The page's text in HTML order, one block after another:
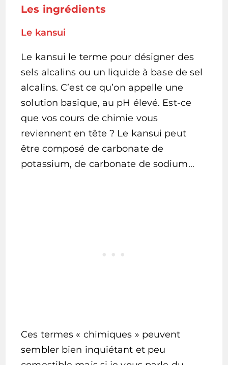
Les ingrédients
Le kansui
Le kansui le terme pour désigner des
sels alcalins ou un liquide à base de sel
alcalins. C’est ce qu’on appelle une
solution basique, au pH élevé. Est-ce
que vos cours de chimie vous
reviennent en tête ? Le kansui peut
être composé de carbonate de
potassium, de carbonate de sodium…
Ces termes « chimiques » peuvent
sembler bien inquiétant et peu